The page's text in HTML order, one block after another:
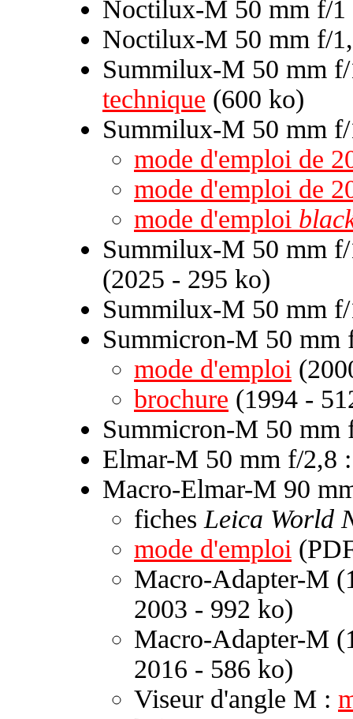
Noctilux-M 50 mm f/
Noctilux-M 50 mm f/
Summilux-M 50 mm
technique (600 ko)
Summilux-M 50 mm
mode d'emploi de
mode d'emploi de
mode d'emploi
Summilux-M 50 mm
(2025 - 295 ko)
Summilux-M 50 mm
Summicron-M 50 mm
mode d'emploi
brochure (1994 -
Summicron-M 50
Elmar-M 50 mm f/2,8
Macro-Elmar-M 90
fiches Leica World
mode d'emploi
Macro-Adapter-M
2003 - 992 ko)
Macro-Adapter-M
2016 - 586 ko)
Viseur d'angle M :